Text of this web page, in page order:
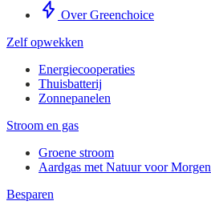
Over Greenchoice
Zelf opwekken
Energiecooperaties
Thuisbatterij
Zonnepanelen
Stroom en gas
Groene stroom
Aardgas met Natuur voor Morgen
Besparen